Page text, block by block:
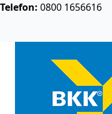
Telefon: 0800 1656616